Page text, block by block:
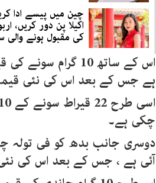
چین میں پیسے ادا
اکیلا پن دور کریں،
کی مقبول ہونے والی
ہے جس کے بعد اس کی نئی قیمت 4 لاکھ 1 ہزار 30 روپے ریکارڈ
چکی ہے۔
آئی ہے ، جس کے بعد اس کی نئی قیمت 7 ہزار 894